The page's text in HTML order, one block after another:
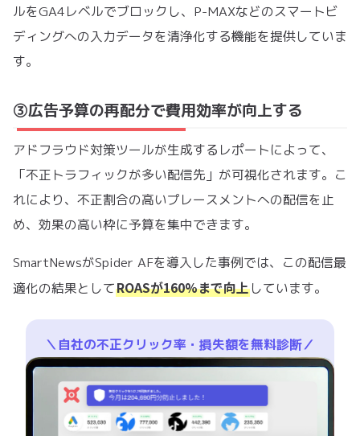
ルをGA4レベルでブロックし、P-MAXなどのスマートビ
ディングへの入力データを清浄化する機能を提供していま
す。
③広告予算の再配分で費用効率が向上する
アドフラウド対策ツールが生成するレポートによって、
「不正トラフィックが多い配信先」が可視化されます。こ
れにより、不正割合の高いプレースメントへの配信を止
め、効果の高い枠に予算を集中できます。
SmartNewsがSpider AFを導入した事例では、この配信最
適化の結果としてROASが160%まで向上しています。
＼自社の不正クリック率・損失額を無料診断／